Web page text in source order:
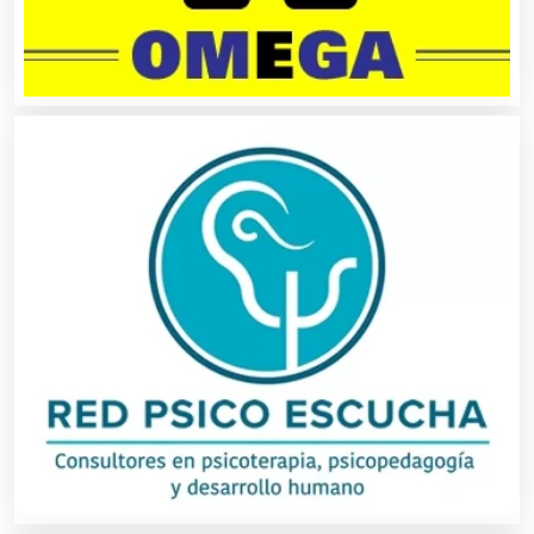
Cámaras de Comercio
Camiones para Fletes
Cancelería de Aluminio
Capacitación
Carnicerías